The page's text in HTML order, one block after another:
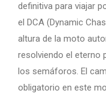
definitiva para viajar
el DCA (Dynamic
altura de la moto
resolviendo el eterno
los semáforos. El
obligatorio en este